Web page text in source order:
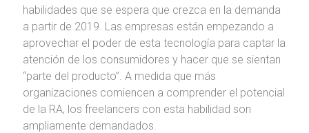
habilidades que se espera que crezca en la demanda
a partir de 2019. Las empresas están empezando a
aprovechar el poder de esta tecnología para captar la
atención de los consumidores y hacer que se sientan
“parte del producto”. A medida que más
organizaciones comiencen a comprender el potencial
de la RA, los freelancers con esta habilidad son
ampliamente demandados.